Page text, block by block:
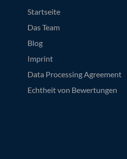
Startseite
Das Team
Blog
Imprint
Data Processing Agreement
Echtheit von Bewertungen